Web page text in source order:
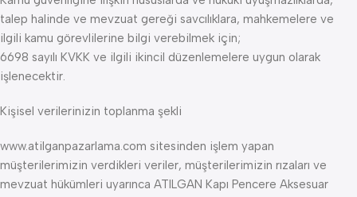
talep halinde ve mevzuat gereği savcılıklara, mahkemelere ve
ilgili kamu görevlilerine bilgi verebilmek için;
6698 sayılı KVKK ve ilgili ikincil düzenlemelere uygun olarak
işlenecektir.
Kişisel verilerinizin toplanma şekli
www.atilganpazarlama.com sitesinden işlem yapan
müşterilerimizin verdikleri veriler, müşterilerimizin rızaları ve
mevzuat hükümleri uyarınca ATILGAN Kapı Pencere Aksesuar